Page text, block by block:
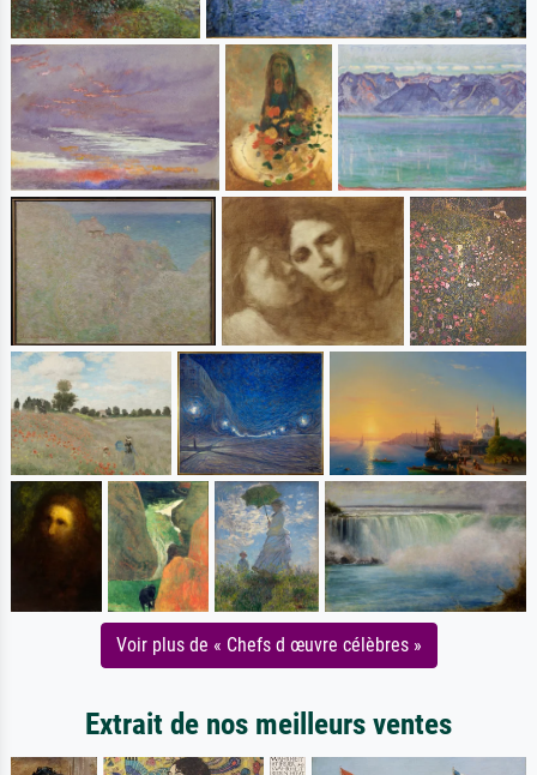
Voir plus de « Chefs d œuvre célèbres »
Extrait de nos meilleurs ventes